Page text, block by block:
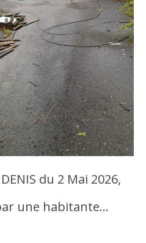
du 2 Mai 2026,
une habitante…